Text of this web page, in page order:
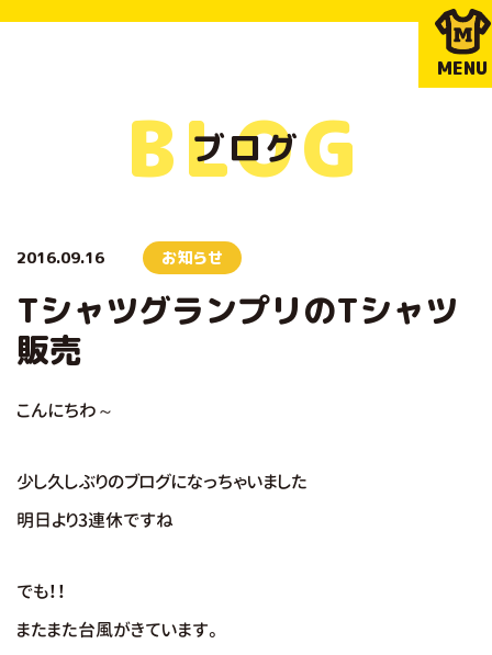
MENU
ブログ
BLOG
2016.09.16 お知らせ
TシャツグランプリのTシャツ
販売
こんにちわ～
少し久しぶりのブログになっちゃいました
明日より3連休ですね
でも！！
またまた台風がきています。